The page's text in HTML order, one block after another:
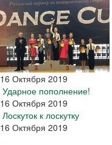
16 Октября 2019
Ударное пополнение!
16 Октября 2019
Лоскуток к лоскутку
16 Октября 2019